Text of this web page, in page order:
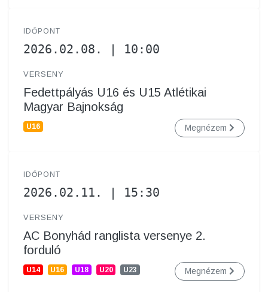
IDŐPONT
2026.02.08. | 10:00
VERSENY
Fedettpályás U16 és U15 Atlétikai
Magyar Bajnokság
U16 Megnézem
IDŐPONT
2026.02.11. | 15:30
VERSENY
AC Bonyhád ranglista versenye 2.
forduló
U14 U16 U18 U20 U23 Megnézem